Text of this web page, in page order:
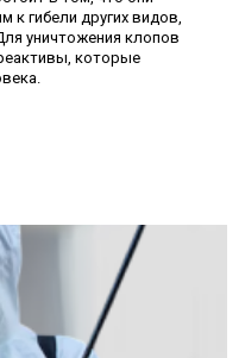
к гибели других видов,
уничтожения клопов
которые